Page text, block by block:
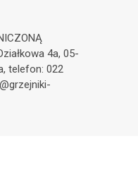
4a, 05-
telefon: 022